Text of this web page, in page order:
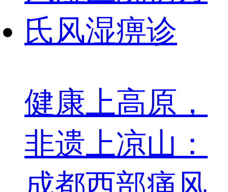
健康上高原，
非遗上凉山：